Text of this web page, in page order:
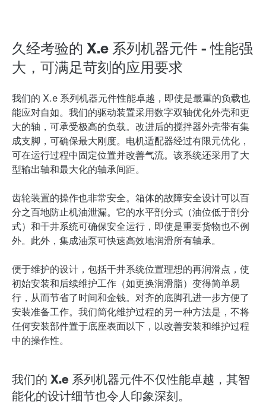
久经考验的 X.e 系列机器元件 - 性能强
大，可满足苛刻的应用要求
我们的 X.e 系列机器元件性能卓越，即使是最重的负载也
能应对自如。我们的驱动装置采用数字双轴优化外壳和更
大的轴，可承受极高的负载。改进后的搅拌器外壳带有集
成支脚，可确保最大刚度。电机适配器经过有限元优化，
可在运行过程中固定位置并改善气流。该系统还采用了大
型输出轴和最大化的轴承间距。
齿轮装置的操作也非常安全。箱体的故障安全设计可以百
分之百地防止机油泄漏。它的水平剖分式（油位低于剖分
式）和干井系统可确保安全运行，即使是重要货物也不例
外。此外，集成油泵可快速高效地润滑所有轴承。
便于维护的设计，包括干井系统位置理想的再润滑点，使
初始安装和后续维护工作（如更换润滑脂）变得简单易
行，从而节省了时间和金钱。对齐的底脚孔进一步方便了
安装准备工作。我们简化维护过程的另一种方法是，不将
任何安装部件置于底座表面以下，以改善安装和维护过程
中的操作性。
我们的 X.e 系列机器元件不仅性能卓越，其智
能化的设计细节也令人印象深刻。